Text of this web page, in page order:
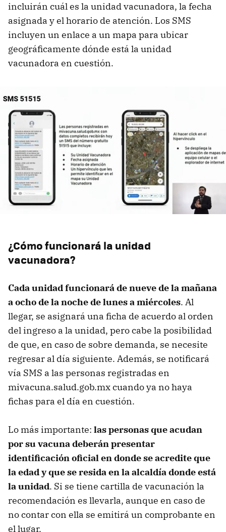
incluirán cuál es la unidad vacunadora, la fecha
asignada y el horario de atención. Los SMS
incluyen un enlace a un mapa para ubicar
geográficamente dónde está la unidad
vacunadora en cuestión.
¿Cómo funcionará la unidad
vacunadora?
Cada unidad funcionará de nueve de la mañana
a ocho de la noche de lunes a miércoles. Al
llegar, se asignará una ficha de acuerdo al orden
del ingreso a la unidad, pero cabe la posibilidad
de que, en caso de sobre demanda, se necesite
regresar al día siguiente. Además, se notificará
vía SMS a las personas registradas en
mivacuna.salud.gob.mx cuando ya no haya
fichas para el día en cuestión.
Lo más importante: las personas que acudan
por su vacuna deberán presentar
identificación oficial en donde se acredite que
la edad y que se resida en la alcaldía donde está
la unidad. Si se tiene cartilla de vacunación la
recomendación es llevarla, aunque en caso de
no contar con ella se emitirá un comprobante en
el lugar.